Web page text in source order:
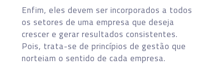
Enfim, eles devem ser incorporados a todos
os setores de uma empresa que deseja
crescer e gerar resultados consistentes.
Pois, trata-se de princípios de gestão que
norteiam o sentido de cada empresa.